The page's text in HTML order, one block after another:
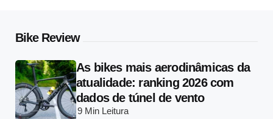
Bike Review
As bikes mais aerodinâmicas da
atualidade: ranking 2026 com
dados de túnel de vento
9 Min Leitura